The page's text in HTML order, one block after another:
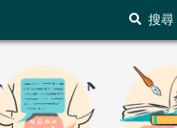
搜尋